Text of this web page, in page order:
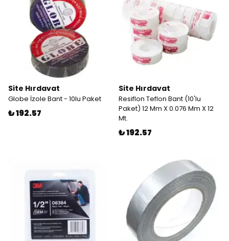
Site Hırdavat
Globe İzole Bant - 10lu Paket
₺ 192.57
Site Hırdavat
Resiflon Teflon Bant (10'lu
Paket) 12 Mm X 0.076 Mm X 12
Mt.
₺ 192.57